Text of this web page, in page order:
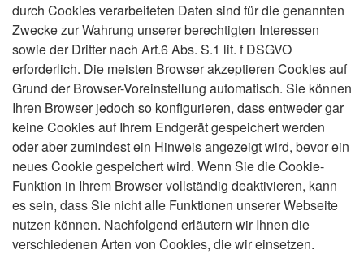
durch Cookies verarbeiteten Daten sind für die genannten
Zwecke zur Wahrung unserer berechtigten Interessen
sowie der Dritter nach Art.6 Abs. S.1 lit. f DSGVO
erforderlich. Die meisten Browser akzeptieren Cookies auf
Grund der Browser-Voreinstellung automatisch. Sie können
Ihren Browser jedoch so konfigurieren, dass entweder gar
keine Cookies auf Ihrem Endgerät gespeichert werden
oder aber zumindest ein Hinweis angezeigt wird, bevor ein
neues Cookie gespeichert wird. Wenn Sie die Cookie-
Funktion in Ihrem Browser vollständig deaktivieren, kann
es sein, dass Sie nicht alle Funktionen unserer Webseite
nutzen können. Nachfolgend erläutern wir Ihnen die
verschiedenen Arten von Cookies, die wir einsetzen.